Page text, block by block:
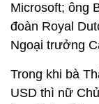
Microsoft; ông
đoàn Royal
Ngoại trưởng
Trong khi bà
USD thì nữ